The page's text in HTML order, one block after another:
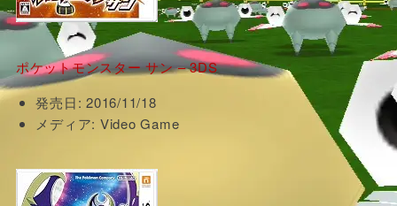
ポケットモンスター サン – 3DS
発売日: 2016/11/18
メディア: Video Game